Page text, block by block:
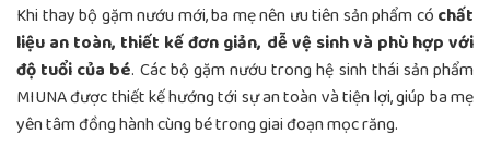
Khi thay bộ gặm nướu mới, ba mẹ nên ưu tiên sản phẩm có chất
liệu an toàn, thiết kế đơn giản, dễ vệ sinh và phù hợp với
độ tuổi của bé. Các bộ gặm nướu trong hệ sinh thái sản phẩm
MIUNA được thiết kế hướng tới sự an toàn và tiện lợi, giúp ba mẹ
yên tâm đồng hành cùng bé trong giai đoạn mọc răng.